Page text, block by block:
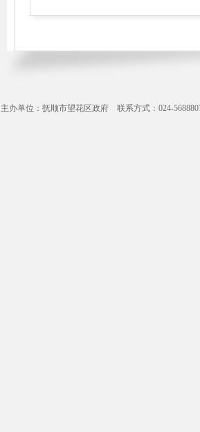
主办单位：抚顺市望花区政府 联系方式：024-